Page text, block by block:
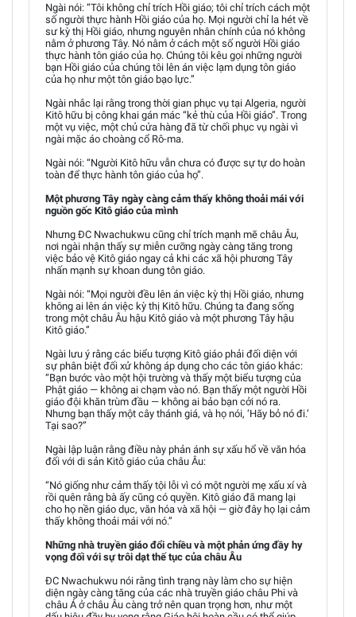
Ngài nói: “Tôi không chỉ trích Hồi giáo; tôi chỉ trích cách một
số người thực hành Hồi giáo của họ. Mọi người chỉ la hét về
sư kỳ thị Hồi giáo, nhưng nguyên nhân chính của nó không
nằm ở phương Tây. Nó nằm ở cách một số người Hồi giáo
thực hành tôn giáo của họ. Chúng tôi kêu gọi những người
bạn Hồi giáo của chúng tôi lên án việc lạm dụng tôn giáo
của họ như một tôn giáo bạo lực.”
Ngài nhắc lại rằng trong thời gian phục vụ tại Algeria, người
Kitô hữu bị công khai gán mác “kẻ thù của Hồi giáo”. Trong
một vụ việc, một chủ cửa hàng đã từ chối phục vụ ngài vì
ngài mặc áo choàng cổ Rô-ma.
Ngài nói: “Người Kitô hữu vẫn chưa có được sự tự do hoàn
toàn để thực hành tôn giáo của họ”.
Một phương Tây ngày càng cảm thấy không thoải mái với
nguồn gốc Kitô giáo của mình
Nhưng ĐC Nwachukwu cũng chỉ trích mạnh mẽ châu Âu,
nơi ngài nhận thấy sự miễn cưỡng ngày càng tăng trong
việc bảo vệ Kitô giáo ngay cả khi các xã hội phương Tây
nhấn mạnh sự khoan dung tôn giáo.
Ngài nói: “Mọi người đều lên án việc kỳ thị Hồi giáo, nhưng
không ai lên án việc kỳ thị Kitô hữu. Chúng ta đang sống
trong một châu Âu hậu Kitô giáo và một phương Tây hậu
Kitô giáo.”
Ngài lưu ý rằng các biểu tượng Kitô giáo phải đối diện với
sự phân biệt đối xử không áp dụng cho các tôn giáo khác:
“Bạn bước vào một hội trường và thấy một biểu tượng của
Phật giáo — không ai chạm vào nó. Bạn thấy một người Hồi
giáo đội khăn trùm đầu — không ai bảo bạn cởi nó ra.
Nhưng bạn thấy một cây thánh giá, và họ nói, ‘Hãy bỏ nó đi.’
Tại sao?”
Ngài lập luận rằng điều này phản ánh sự xấu hổ về văn hóa
đối với di sản Kitô giáo của châu Âu:
“Nó giống như cảm thấy tội lỗi vì có một người mẹ xấu xí và
rồi quên rằng bà ấy cũng có quyền. Kitô giáo đã mang lại
cho họ nền giáo dục, văn hóa và xã hội — giờ đây họ lại cảm
thấy không thoải mái với nó.”
Những nhà truyền giáo đổi chiều và một phản ứng đầy hy
vọng đối với sự trôi dạt thế tục của châu Âu
ĐC Nwachukwu nói rằng tình trạng này làm cho sự hiện
diện ngày càng tăng của các nhà truyền giáo châu Phi và
châu Á ở châu Âu càng trở nên quan trọng hơn, như một